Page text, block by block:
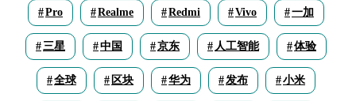
Pro Realme Redmi Vivo 一加
三星 中国 京东 人工智能 体验
全球 区块 华为 发布 小米